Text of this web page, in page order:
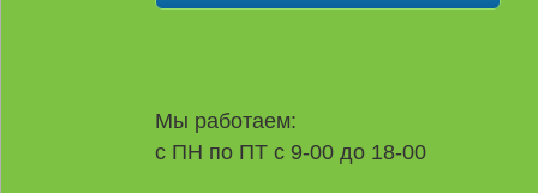
Мы работаем:
с ПН по ПТ с 9-00 до 18-00